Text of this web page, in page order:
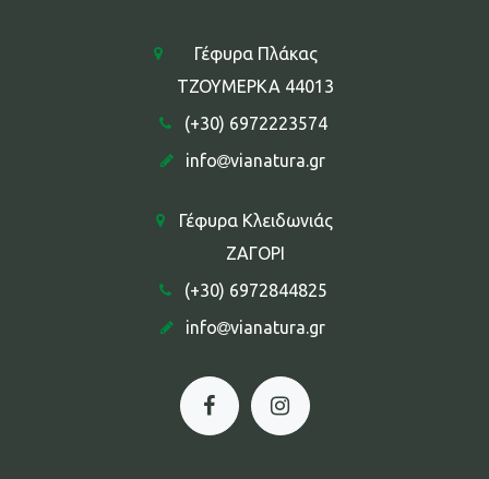
Γέφυρα Πλάκας
ΤΖΟΥΜΕΡΚΑ 44013
(+30) 6972223574
info
vianatura.gr
Γέφυρα Κλειδωνιάς
ΖΑΓΟΡΙ
(+30) 6972844825
info
vianatura.gr